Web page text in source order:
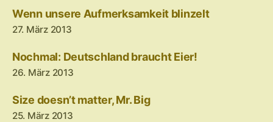
Wenn unsere Aufmerksamkeit blinzelt
27. März 2013
Nochmal: Deutschland braucht Eier!
26. März 2013
Size doesn’t matter, Mr. Big
25. März 2013